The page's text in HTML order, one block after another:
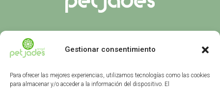
Gestionar consentimiento
Para ofrecer las mejores experiencias, utilizamos tecnologías como las cookies
para almacenar y/o acceder a la información del dispositivo. El